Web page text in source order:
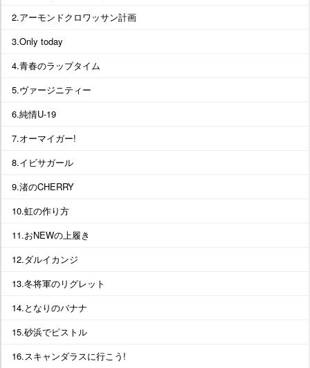
2.アーモンドクロワッサン計画
3.Only today
4.青春のラップタイム
5.ヴァージニティー
6.純情U-19
7.オーマイガー!
8.イビサガール
9.渚のCHERRY
10.虹の作り方
11.おNEWの上履き
12.ダルイカンジ
13.冬将軍のリグレット
14.となりのバナナ
15.砂浜でピストル
16.スキャンダラスに行こう!